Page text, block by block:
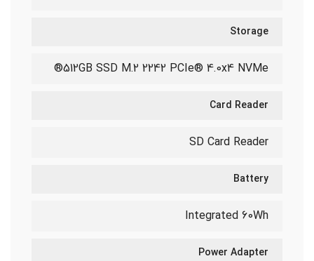
Storage
512GB SSD M.2 2242 PCIe® 4.0x4 NVMe®
Card Reader
SD Card Reader
Battery
Integrated 60Wh
Power Adapter